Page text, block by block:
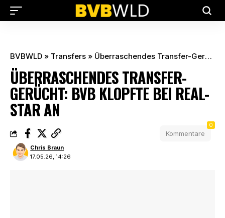
BVBWLD » Transfers » Überraschendes Transfer-Gerücht: BVB klopfte bei Real-Star an
ÜBERRASCHENDES TRANSFER-
GERÜCHT: BVB KLOPFTE BEI REAL-
STAR AN
17.05.26, 14:26
Chris Braun
Kommentare
0